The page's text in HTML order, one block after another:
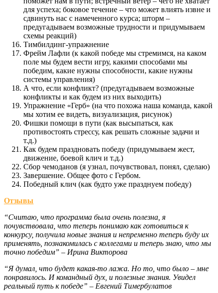
для успеха; боковое течение – что может влиять извне и
сдвинуть нас с намеченного курса; шторм –
предугадываем возможные трудности и придумываем
схемы реакций)
Тимбилдинг-упражнение
Фрейм Лафли (к какой победе мы стремимся, на каком
поле мы будем вести игру, какими способами мы
победим, какие нужны способности, какие нужны
системы управления)
А что, если конфликт? (предугадываем возможные
конфликты и как будем из них выходить)
Упражнение «Герб» (на что похожа наша команда, какой
мы хотим ее видеть, визуализация, рисунок)
Фишки помощи в пути (как высыпаться, как
противостоять стрессу, как решать сложные задачи и
т.д.)
Как будем праздновать победу (придумываем жест,
движение, боевой клич и т.д.)
Сбор чемоданов (я узнал, почувствовал, понял, сделаю)
Завершение. Общее фото с Гербом.
Победный клич (как будто уже празднуем победу)
Отзывы
“Считаю, что программа была очень полезна, я
почувствовала, что теперь понимаю как готовиться к
конкурсу, получила новые знания и непременно теперь буду их
применять, познакомилась с коллегами и теперь знаю, что мы
точно победим” – Ирина Викторова
“Я думал, что будет какая-то лажа. Но то, что было – мне
понравилось. И командный дух, и полезные знания. Увидел
реальный путь к победе” – Евгений Тимербулатов